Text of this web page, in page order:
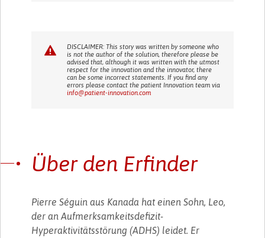
DISCLAIMER: This story was written by someone who
is not the author of the solution, therefore please be
advised that, although it was written with the utmost
respect for the innovation and the innovator, there
can be some incorrect statements. If you find any
errors please contact the patient Innovation team via
info@patient-innovation.com
Über den Erfinder
Pierre Séguin aus Kanada hat einen Sohn, Leo,
der an Aufmerksamkeitsdefizit-
Hyperaktivitätsstörung (ADHS) leidet. Er